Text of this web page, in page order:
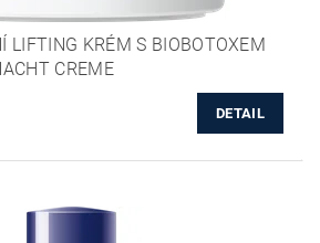
LIFTING KRÉM S BIOBOTOXEM
CREME
DETAIL